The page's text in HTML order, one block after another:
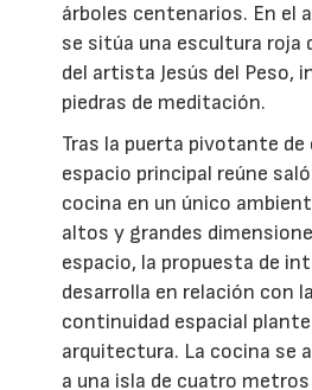
árboles centenarios. En el
se sitúa una escultura roja
del artista Jesús del Peso,
piedras de meditación.
Tras la puerta pivotante de
espacio principal reúne
cocina en un único
altos y grandes
espacio, la propuesta de
desarrolla en relación con
continuidad espacial
arquitectura. La cocina se
a una isla de cuatro